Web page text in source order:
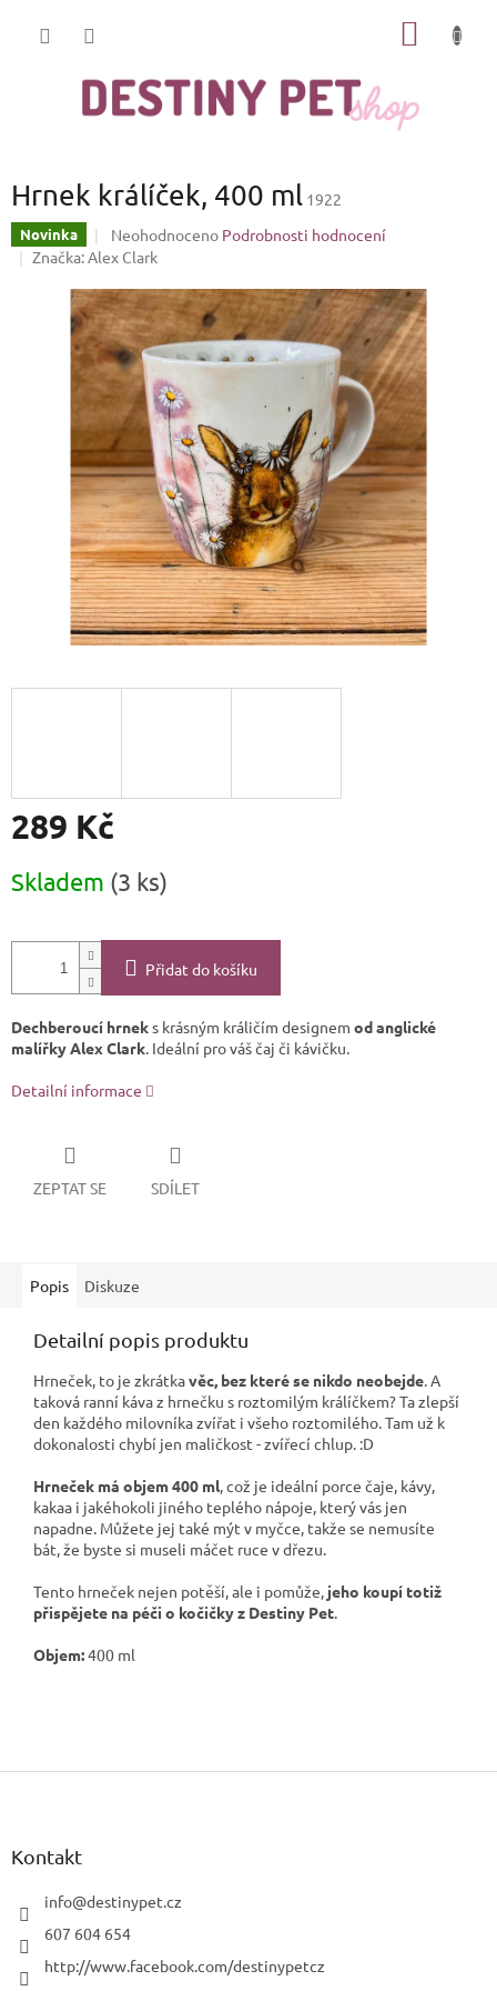
Hrnek králíček, 400 ml 1922
Novinka
Průměrné
hodnocení
je
0,0
z
5
hvězdiček.
Neohodnoceno Podrobnosti hodnocení
Značka:Alex Clark
289 Kč
cena:
Skladem (3 ks)
Přidat do košíku
Dechberoucí hrneks krásným králičím designem od anglické
malířky Alex Clark. Ideální pro váš čaj či kávičku.
Detailní informace
ZEPTAT SE SDÍLET
Popis Diskuze
Detailní popis produktu
Hrneček, to je zkrátkavěc, bez které se nikdo neobejde. A
taková ranní káva z hrnečku s roztomilým králíčkem? Ta zlepší
den každého milovníka zvířat i všeho roztomilého. Tam už k
dokonalosti chybí jen maličkost - zvířecí chlup. :D
Hrneček má objem 400 ml, což je ideální porce čaje, kávy,
kakaa i jakéhokoli jiného teplého nápoje, který vás jen
napadne. Můžete jej také mýt v myčce, takže se nemusíte
bát, že byste si museli máčet ruce v dřezu.
Tento hrneček nejen potěší, ale i pomůže, jeho koupí totiž
přispějete na péči o kočičky z Destiny Pet.
Objem:400 ml
Z
Kontakt
info@destinypet.cz
607 604 654
http://www.facebook.com/destinypetcz